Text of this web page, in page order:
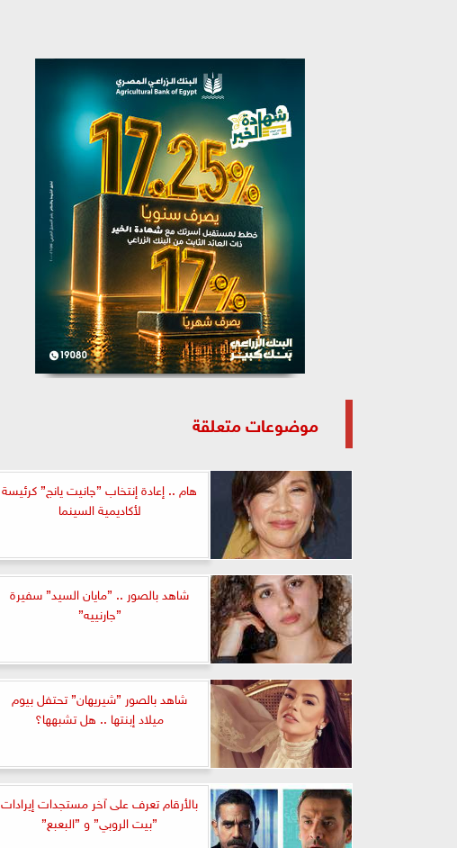
موضوعات متعلقة
هام .. إعادة إنتخاب ”چانيت يانج” كرئيسة
لأكاديمية السينما
شاهد بالصور .. ”مايان السيد” سفيرة
”جارنييه”
شاهد بالصور ”شيريهان” تحتفل بيوم
ميلاد إبنتها .. هل تشبهها؟
بالأرقام تعرف على آخر مستجدات إيرادات
”بيت الروبي” و ”البعبع”